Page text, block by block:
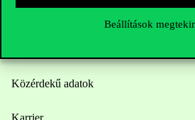
Beállítások
Közérdekű adatok